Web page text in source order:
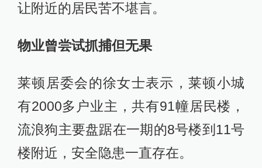
让附近的居民苦不堪言。
物业曾尝试抓捕但无果
莱顿居委会的徐女士表示，莱顿小城
有2000多户业主，共有91幢居民楼，
流浪狗主要盘踞在一期的8号楼到11号
楼附近，安全隐患一直存在。